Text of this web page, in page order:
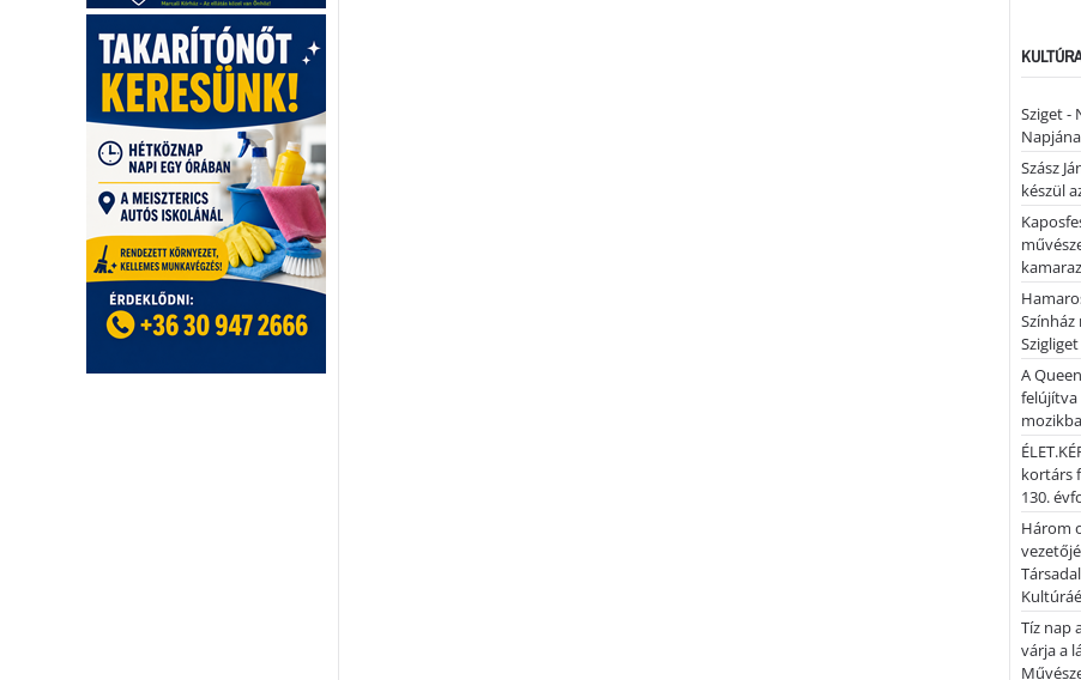
Sziget -
Szász
készül
A
felújítva
kortárs
130.
Három
Tíz nap
várja a